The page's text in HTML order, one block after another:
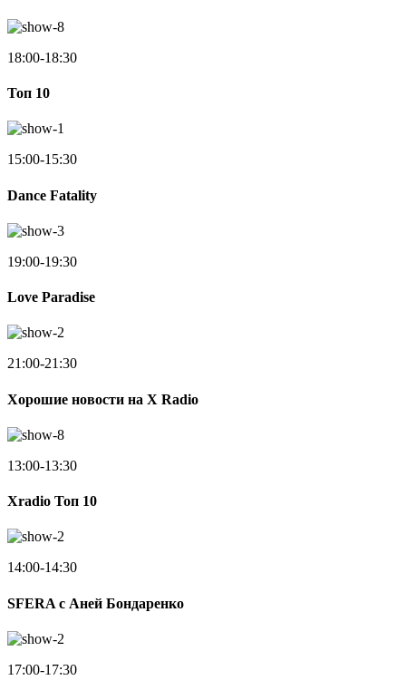
18:00-18:30
Toп 10
15:00-15:30
Dance Fatality
19:00-19:30
Love Paradise
21:00-21:30
Хорошие новости на X Radio
13:00-13:30
Xradio Топ 10
14:00-14:30
SFERA с Аней Бондаренко
17:00-17:30